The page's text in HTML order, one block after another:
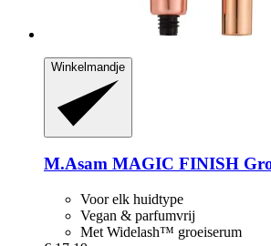
Winkelmandje
M.Asam MAGIC FINISH
Voor elk huidtype
Vegan & parfumvrij
Met Widelash™ groeiserum